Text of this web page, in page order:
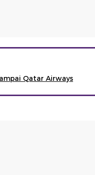
Qatar Airways